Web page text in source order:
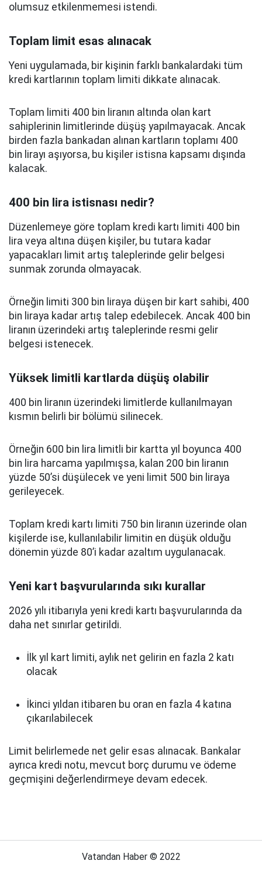
olumsuz etkilenmemesi istendi.
Toplam limit esas alınacak
Yeni uygulamada, bir kişinin farklı bankalardaki tüm
kredi kartlarının toplam limiti dikkate alınacak.
Toplam limiti 400 bin liranın altında olan kart
sahiplerinin limitlerinde düşüş yapılmayacak. Ancak
birden fazla bankadan alınan kartların toplamı 400
bin lirayı aşıyorsa, bu kişiler istisna kapsamı dışında
kalacak.
400 bin lira istisnası nedir?
Düzenlemeye göre toplam kredi kartı limiti 400 bin
lira veya altına düşen kişiler, bu tutara kadar
yapacakları limit artış taleplerinde gelir belgesi
sunmak zorunda olmayacak.
Örneğin limiti 300 bin liraya düşen bir kart sahibi, 400
bin liraya kadar artış talep edebilecek. Ancak 400 bin
liranın üzerindeki artış taleplerinde resmi gelir
belgesi istenecek.
Yüksek limitli kartlarda düşüş olabilir
400 bin liranın üzerindeki limitlerde kullanılmayan
kısmın belirli bir bölümü silinecek.
Örneğin 600 bin lira limitli bir kartta yıl boyunca 400
bin lira harcama yapılmışsa, kalan 200 bin liranın
yüzde 50’si düşülecek ve yeni limit 500 bin liraya
gerileyecek.
Toplam kredi kartı limiti 750 bin liranın üzerinde olan
kişilerde ise, kullanılabilir limitin en düşük olduğu
dönemin yüzde 80’i kadar azaltım uygulanacak.
Yeni kart başvurularında sıkı kurallar
2026 yılı itibarıyla yeni kredi kartı başvurularında da
daha net sınırlar getirildi.
İlk yıl kart limiti, aylık net gelirin en fazla 2 katı
olacak
İkinci yıldan itibaren bu oran en fazla 4 katına
çıkarılabilecek
Limit belirlemede net gelir esas alınacak. Bankalar
ayrıca kredi notu, mevcut borç durumu ve ödeme
geçmişini değerlendirmeye devam edecek.
Vatandan Haber © 2022